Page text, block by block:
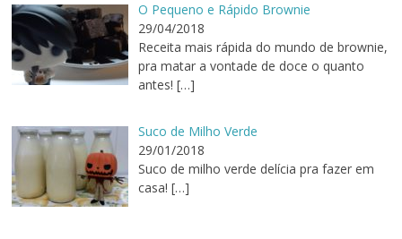
O Pequeno e Rápido Brownie
29/04/2018
Receita mais rápida do mundo de brownie,
pra matar a vontade de doce o quanto
antes! […]
Suco de Milho Verde
29/01/2018
Suco de milho verde delícia pra fazer em
casa! […]